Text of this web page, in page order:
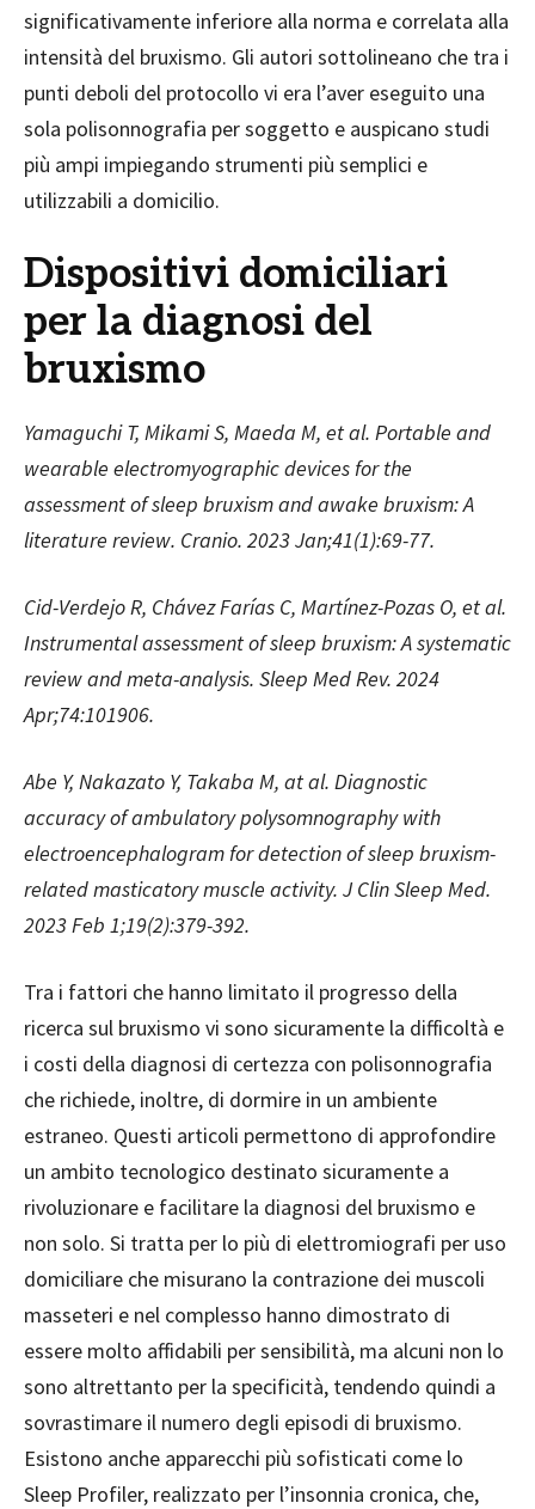
significativamente inferiore alla norma e correlata alla
intensità del bruxismo. Gli autori sottolineano che tra i
punti deboli del protocollo vi era l’aver eseguito una
sola polisonnografia per soggetto e auspicano studi
più ampi impiegando strumenti più semplici e
utilizzabili a domicilio.
Dispositivi domiciliari
per la diagnosi del
bruxismo
Yamaguchi T, Mikami S, Maeda M, et al. Portable and
wearable electromyographic devices for the
assessment of sleep bruxism and awake bruxism: A
literature review. Cranio. 2023 Jan;41(1):69-77.
Cid-Verdejo R, Chávez Farías C, Martínez-Pozas O, et al.
Instrumental assessment of sleep bruxism: A systematic
review and meta-analysis. Sleep Med Rev. 2024
Apr;74:101906.
Abe Y, Nakazato Y, Takaba M, at al. Diagnostic
accuracy of ambulatory polysomnography with
electroencephalogram for detection of sleep bruxism-
related masticatory muscle activity. J Clin Sleep Med.
2023 Feb 1;19(2):379-392.
Tra i fattori che hanno limitato il progresso della
ricerca sul bruxismo vi sono sicuramente la difficoltà e
i costi della diagnosi di certezza con polisonnografia
che richiede, inoltre, di dormire in un ambiente
estraneo. Questi articoli permettono di approfondire
un ambito tecnologico destinato sicuramente a
rivoluzionare e facilitare la diagnosi del bruxismo e
non solo. Si tratta per lo più di elettromiografi per uso
domiciliare che misurano la contrazione dei muscoli
masseteri e nel complesso hanno dimostrato di
essere molto affidabili per sensibilità, ma alcuni non lo
sono altrettanto per la specificità, tendendo quindi a
sovrastimare il numero degli episodi di bruxismo.
Esistono anche apparecchi più sofisticati come lo
Sleep Profiler, realizzato per l’insonnia cronica, che,